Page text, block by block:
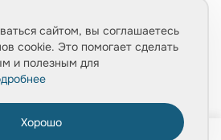
персональных данных
конфиденциальности
сайтом, вы соглашаетесь
cookie. Это помогает сделать
и полезным для
Хорошо